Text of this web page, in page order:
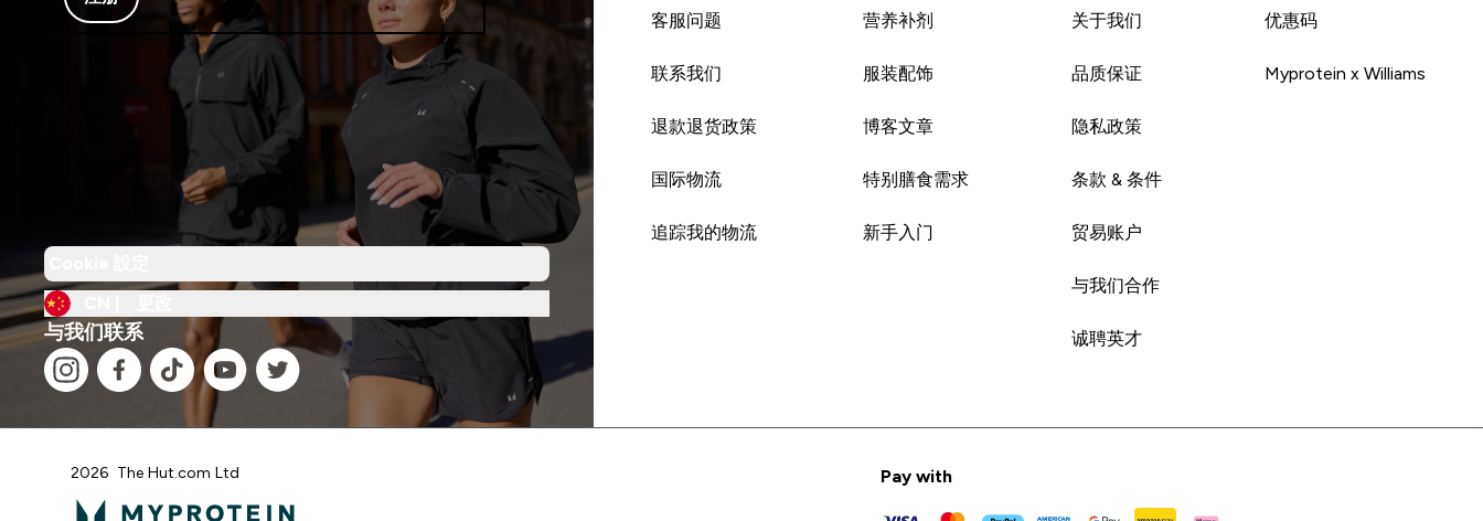
与我们联系
客服问题
联系我们
退款退货政策
国际物流
追踪我的物流
营养补剂
服装配饰
博客文章
特别膳食需求
新手入门
关于我们
品质保证
隐私政策
条款 & 条件
贸易账户
与我们合作
诚聘英才
优惠码
Myprotein x Williams
2026 The Hut.com Ltd Pay with